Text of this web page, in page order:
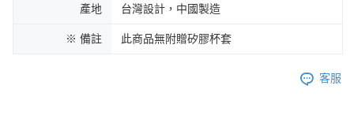
產地 台灣設計，中國製造
※ 備註 此商品無附贈矽膠杯套
客服